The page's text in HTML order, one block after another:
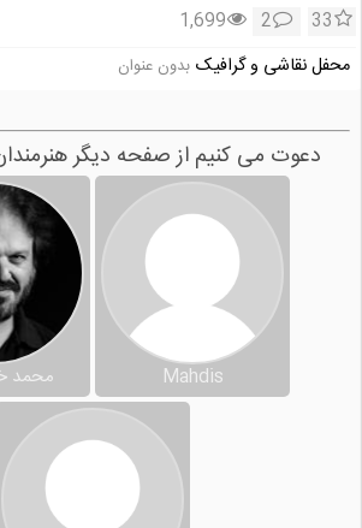
33
2
1,699
محفل نقاشی و گرافیک بدون عنوان
دعوت می کنیم از صفحه دیگر
Mahdis محمد